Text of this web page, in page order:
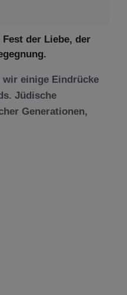
Fest der Liebe, der
einige Eindrücke
Jüdische
Generationen,